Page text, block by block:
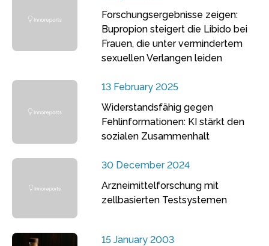
Forschungsergebnisse zeigen:
Bupropion steigert die Libido bei
Frauen, die unter vermindertem
sexuellen Verlangen leiden
13 February 2025
Widerstandsfähig gegen
Fehlinformationen: KI stärkt den
sozialen Zusammenhalt
30 December 2024
Arzneimittelforschung mit
zellbasierten Testsystemen
15 January 2003